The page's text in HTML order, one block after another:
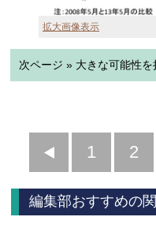
拡大画像表示
次ページ » 大きな可能性
前
へ
1 2
編集部おすすめの